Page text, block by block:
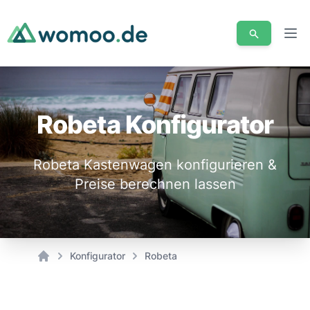
Robeta Konfigurator
Robeta Kastenwagen konfigurieren &
Preise berechnen lassen
Konfigurator Robeta